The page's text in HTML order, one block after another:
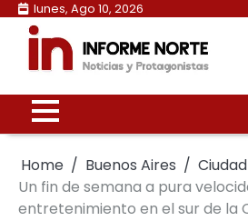
Skip
content
lunes, Ago 10, 2026
Home Buenos Aires
Ciudad
Un fin de semana a pura
entretenimiento en el sur de la